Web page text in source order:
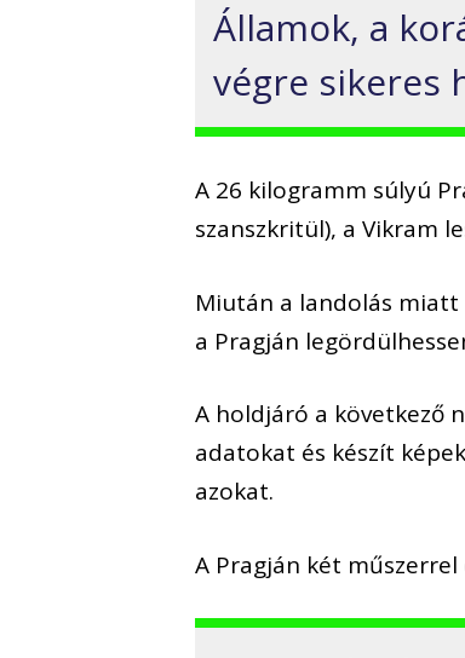
Államok, a
végre sikeres
A 26 kilogramm súlyú
szanszkritül), a Vikram
Miután a landolás
a Pragján
A holdjáró a következő
adatokat és készít
azokat.
A Pragján két